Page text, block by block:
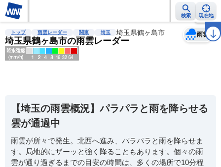
検索 現在地
雨雲レーダー 台風情報 地震情報 警報・注意報 2週間天気 ラ
トップ 雨雲レーダー 関東 埼玉 埼玉県鶴ヶ島市
埼玉県鶴ヶ島市の雨雲レーダー
雨雲
天気 台風
【埼玉の雨雲概況】パラパラと雨を降らせる
雲が通過中
雨雲が所々で発生。北西へ進み、パラパラと雨を降らせま
す。局地的にザーッと強く降ることもあります。個々の雨
雲が通り過ぎるまでの目安の時間は、多くの場所で10分程